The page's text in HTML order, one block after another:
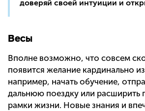
доверяй своей интуиции и
Весы
Вполне возможно, что совсем
появится желание кардинально
например, начать обучение,
дальнюю поездку или расширить
рамки жизни. Новые знания и